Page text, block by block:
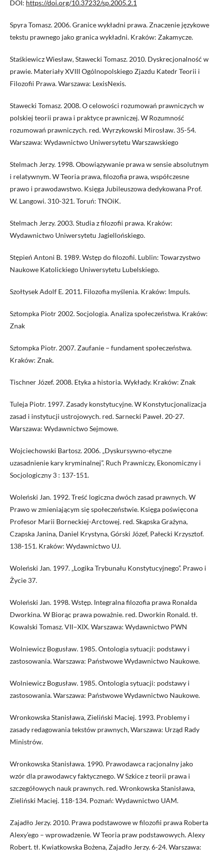
DOI: https://doi.org/10.37232/sp.2005.2.1
Spyra Tomasz. 2006. Granice wykładni prawa. Znaczenie językowe
tekstu prawnego jako granica wykładni. Kraków: Zakamycze.
Staśkiewicz Wiesław, Stawecki Tomasz. 2010. Dyskrecjonalność w
prawie. Materiały XVIII Ogólnopolskiego Zjazdu Katedr Teorii i
Filozofii Prawa. Warszawa: LexisNexis.
Stawecki Tomasz. 2008. O celowości rozumowań prawniczych w
polskiej teorii prawa i praktyce prawniczej. W Rozumność
rozumowań prawniczych. red. Wyrzykowski Mirosław. 35-54.
Warszawa: Wydawnictwo Uniwersytetu Warszawskiego
Stelmach Jerzy. 1998. Obowiązywanie prawa w sensie absolutnym
i relatywnym. W Teoria prawa, filozofia prawa, współczesne
prawo i prawodawstwo. Księga Jubileuszowa dedykowana Prof.
W. Langowi. 310-321. Toruń: TNOiK.
Stelmach Jerzy. 2003. Studia z filozofii prawa. Kraków:
Wydawnictwo Uniwersytetu Jagiellońskiego.
Stępień Antoni B. 1989. Wstęp do filozofii. Lublin: Towarzystwo
Naukowe Katolickiego Uniwersytetu Lubelskiego.
Szołtysek Adolf E. 2011. Filozofia myślenia. Kraków: Impuls.
Sztompka Piotr 2002. Socjologia. Analiza społeczeństwa. Kraków:
Znak
Sztompka Piotr. 2007. Zaufanie − fundament społeczeństwa.
Kraków: Znak.
Tischner Józef. 2008. Etyka a historia. Wykłady. Kraków: Znak
Tuleja Piotr. 1997. Zasady konstytucyjne. W Konstytucjonalizacja
zasad i instytucji ustrojowych. red. Sarnecki Paweł. 20-27.
Warszawa: Wydawnictwo Sejmowe.
Wojciechowski Bartosz. 2006. „Dyskursywno-etyczne
uzasadnienie kary kryminalnej”. Ruch Prawniczy, Ekonomiczny i
Socjologiczny 3 : 137-151.
Woleński Jan. 1992. Treść logiczna dwóch zasad prawnych. W
Prawo w zmieniającym się społeczeństwie. Księga poświęcona
Profesor Marii Borneckiej-Arctowej. red. Skąpska Grażyna,
Czapska Janina, Daniel Krystyna, Górski Józef, Pałecki Krzysztof.
138-151. Kraków: Wydawnictwo UJ.
Woleński Jan. 1997. „Logika Trybunału Konstytucyjnego”. Prawo i
Życie 37.
Woleński Jan. 1998. Wstęp. Integralna filozofia prawa Ronalda
Dworkina. W Biorąc prawa poważnie. red. Dworkin Ronald. tł.
Kowalski Tomasz. VII−XIX. Warszawa: Wydawnictwo PWN
Wolniewicz Bogusław. 1985. Ontologia sytuacji: podstawy i
zastosowania. Warszawa: Państwowe Wydawnictwo Naukowe.
Wolniewicz Bogusław. 1985. Ontologia sytuacji: podstawy i
zastosowania. Warszawa: Państwowe Wydawnictwo Naukowe.
Wronkowska Stanisława, Zieliński Maciej. 1993. Problemy i
zasady redagowania tekstów prawnych, Warszawa: Urząd Rady
Ministrów.
Wronkowska Stanisława. 1990. Prawodawca racjonalny jako
wzór dla prawodawcy faktycznego. W Szkice z teorii prawa i
szczegółowych nauk prawnych. red. Wronkowska Stanisława,
Zieliński Maciej. 118-134. Poznań: Wydawnictwo UAM.
Zajadło Jerzy. 2010. Prawa podstawowe w filozofii prawa Roberta
Alexy’ego – wprowadzenie. W Teoria praw podstawowych. Alexy
Robert. tł. Kwiatkowska Bożena, Zajadło Jerzy. 6-24. Warszawa: